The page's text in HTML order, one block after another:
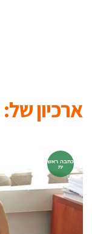
ארכיון של:
כתבה ראש
ית